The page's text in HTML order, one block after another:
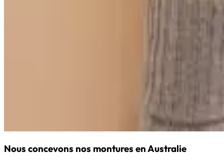
Nous concevons nos montures en Australie